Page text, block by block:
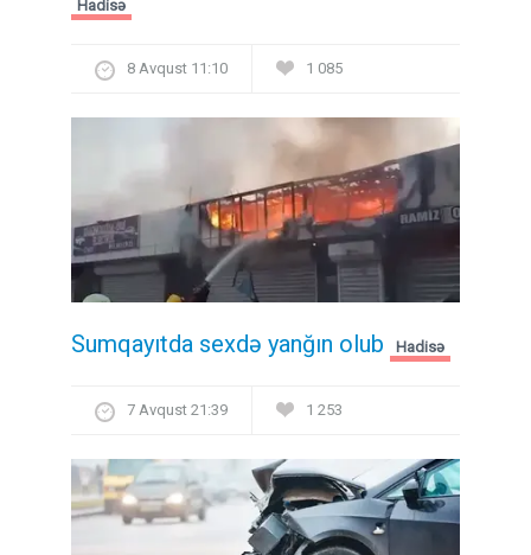
Hadisə
8 Avqust 11:10 1 085
Sumqayıtda sexdə yanğın olub Hadisə
7 Avqust 21:39 1 253